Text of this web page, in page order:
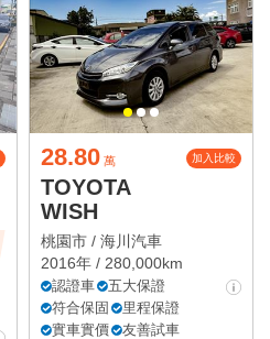
28.80 萬 加入比較
TOYOTA
WISH
桃園市 / 海川汽車
2016年 / 280,000km
認證車
五大保證
符合保固
里程保證
實車實價
友善試車